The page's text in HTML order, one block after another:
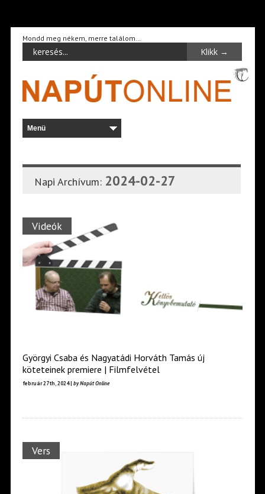
Mondd meg nékem, merre találom…
Napi Archívum: 2024-02-27
Videók
Györgyi Csaba és Nagyatádi Horváth Tamás új
köteteinek premiere | Filmfelvétel
február 27th, 2024 | by Napút Online
Vers